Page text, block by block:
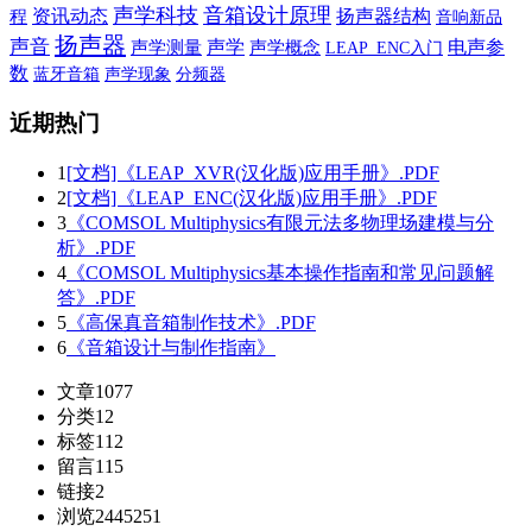
程 资讯动态 声学科技 音箱设计原理 扬声器结构 音响新品
声音 扬声器 声学测量 声学 声学概念 LEAP_ENC入门 电声参
数 蓝牙音箱 声学现象 分频器
近期热门
1 [文档]《LEAP_XVR(汉化版)应用手册》.PDF
2[文档]《LEAP_ENC(汉化版)应用手册》.PDF
3 《COMSOL Multiphysics有限元法多物理场建模与分
析》.PDF
4 《COMSOL Multiphysics基本操作指南和常见问题解
答》.PDF
5 《高保真音箱制作技术》.PDF
6 《音箱设计与制作指南》
文章1077
分类12
标签112
留言115
链接2
浏览2445251